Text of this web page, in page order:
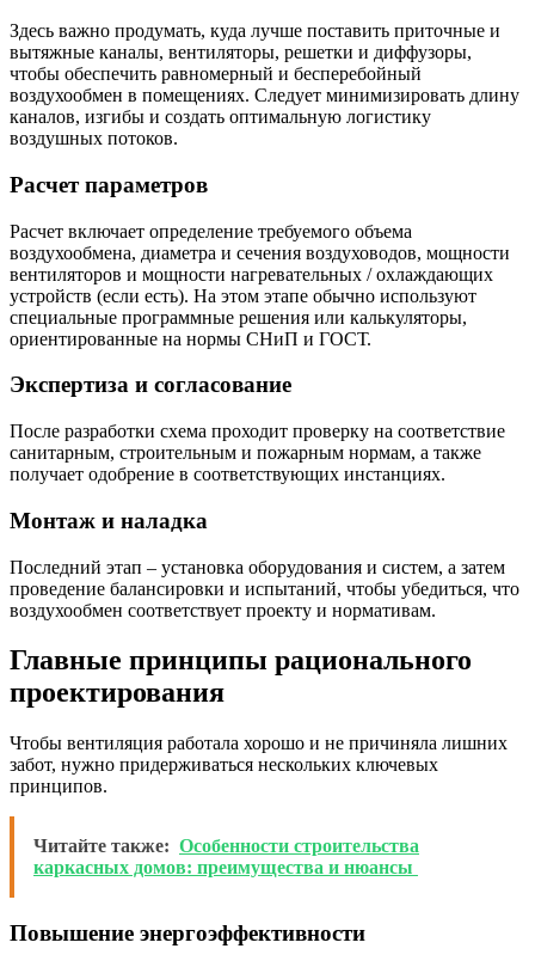
Здесь важно продумать, куда лучше поставить приточные и
вытяжные каналы, вентиляторы, решетки и диффузоры,
чтобы обеспечить равномерный и бесперебойный
воздухообмен в помещениях. Следует минимизировать длину
каналов, изгибы и создать оптимальную логистику
воздушных потоков.
Расчет параметров
Расчет включает определение требуемого объема
воздухообмена, диаметра и сечения воздуховодов, мощности
вентиляторов и мощности нагревательных / охлаждающих
устройств (если есть). На этом этапе обычно используют
специальные программные решения или калькуляторы,
ориентированные на нормы СНиП и ГОСТ.
Экспертиза и согласование
После разработки схема проходит проверку на соответствие
санитарным, строительным и пожарным нормам, а также
получает одобрение в соответствующих инстанциях.
Монтаж и наладка
Последний этап – установка оборудования и систем, а затем
проведение балансировки и испытаний, чтобы убедиться, что
воздухообмен соответствует проекту и нормативам.
Главные принципы рационального
проектирования
Чтобы вентиляция работала хорошо и не причиняла лишних
забот, нужно придерживаться нескольких ключевых
принципов.
Читайте также: Особенности строительства
каркасных домов: преимущества и нюансы
Повышение энергоэффективности